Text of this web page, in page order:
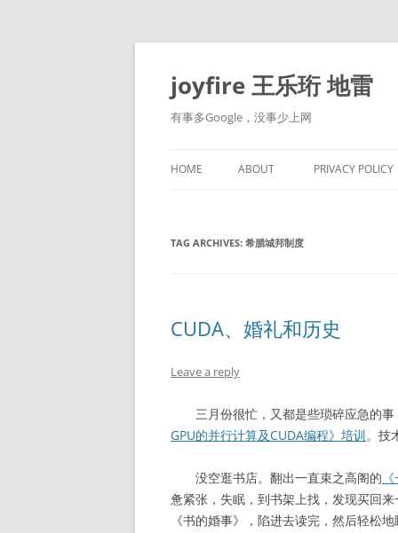
Skip
content
joyfire 王乐珩 地雷
有事多Google，没事少上网
HOME ABOUT PRIVACY POLICY
TAG ARCHIVES: 希腊城邦制度
CUDA、婚礼和历史
Leave a reply
三月份很忙，又都是些琐碎应急的事
GPU的并行计算及CUDA编程》培训。技
没空逛书店。翻出一直束之高阁的
惫紧张，失眠，到书架上找，发现买回
《书的婚事》，陷进去读完，然后轻松